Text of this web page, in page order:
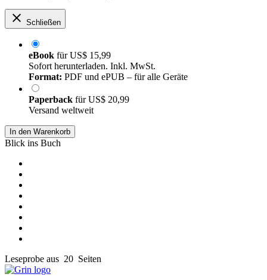
Schließen
eBook fürUS$ 15,99
Sofort herunterladen. Inkl. MwSt.
Format: PDF und ePUB – für alle Geräte
Paperback fürUS$ 20,99
Versand weltweit
In den Warenkorb
Blick ins Buch
Leseprobe aus 20 Seiten